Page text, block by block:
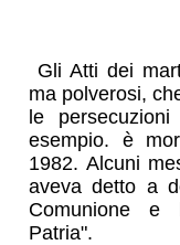
Gli Atti dei
ma polverosi,
le
esempio. è
1982. Alcuni
aveva detto a
Comunione e
Patria".